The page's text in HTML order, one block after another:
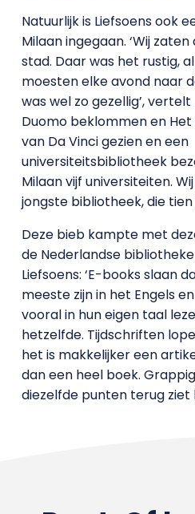
Natuurlijk is Liefsoens ook
Milaan ingegaan. ‘Wij
stad. Daar was het rustig,
moesten elke avond naar
was wel zo gezellig’,
Duomo beklommen en
van Da Vinci gezien en een
universiteitsbibliotheek
Milaan vijf universiteiten.
jongste bibliotheek, die tien
Deze bieb kampte met
de Nederlandse
Liefsoens: ‘E-books slaan
meeste zijn in het Engels
vooral in hun eigen taal
hetzelfde. Tijdschriften
het is makkelijker een
dan een heel boek.
diezelfde punten terug ziet